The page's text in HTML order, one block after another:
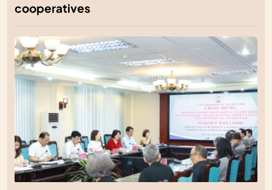
cooperatives